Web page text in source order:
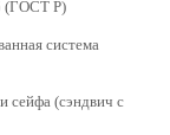
(ГОСТ Р)
система
сейфа (сэндвич с